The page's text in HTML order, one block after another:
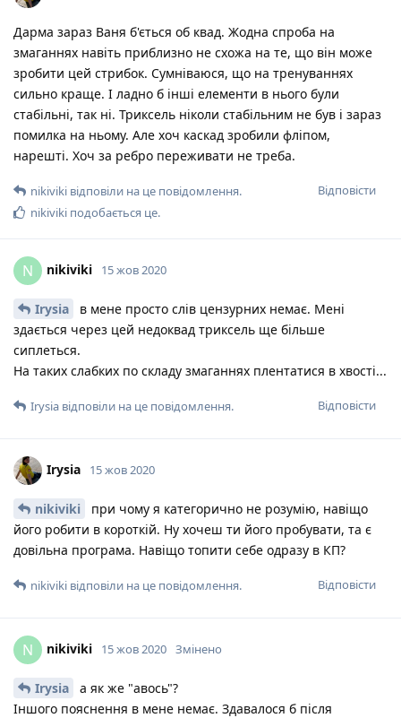
Дарма зараз Ваня б'ється об квад. Жодна спроба на
змаганнях навіть приблизно не схожа на те, що він може
зробити цей стрибок. Сумніваюся, що на тренуваннях
сильно краще. І ладно б інші елементи в нього були
стабільні, так ні. Триксель ніколи стабільним не був і зараз
помилка на ньому. Але хоч каскад зробили фліпом,
нарешті. Хоч за ребро переживати не треба.
Відповісти
nikiviki відповіли на це повідомлення.
nikiviki подобається це.
N nikiviki 15 жов 2020
Irysia
в мене просто слів цензурних немає. Мені
здається через цей недоквад триксель ще більше
сиплеться.
На таких слабких по складу змаганнях плентатися в хвості...
Відповісти
Irysia відповіли на це повідомлення.
Irysia 15 жов 2020
nikiviki
при чому я категорично не розумію, навіщо
його робити в короткій. Ну хочеш ти його пробувати, та є
довільна програма. Навіщо топити себе одразу в КП?
Відповісти
nikiviki відповіли на це повідомлення.
N nikiviki 15 жов 2020 Змінено
Irysia
а як же "авось"?
Іншого пояснення в мене немає. Здавалося б після